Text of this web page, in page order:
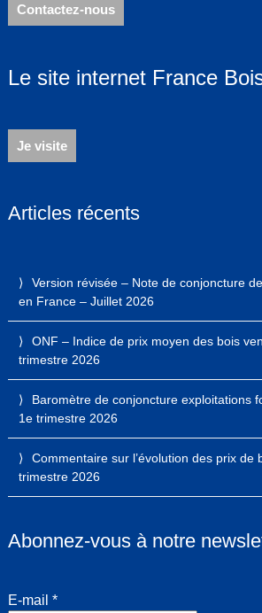
Contactez-nous
Le site internet France
Je visite
Articles récents
Version révisée – Note de conjoncture
en France – Juillet 2026
ONF – Indice de prix moyen des bois
trimestre 2026
Baromètre de conjoncture exploitations
1e trimestre 2026
Commentaire sur l’évolution des prix de
trimestre 2026
Abonnez-vous à notre
E-mail *